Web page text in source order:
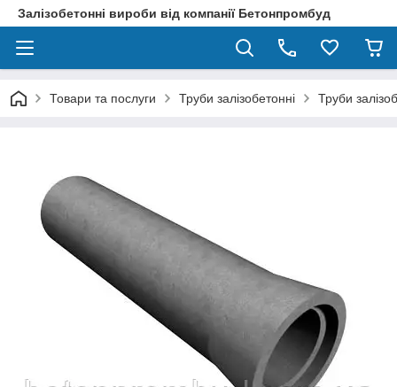
Залізобетонні вироби від компанії Бетонпромбуд
Товари та послуги Труби залізобетонні Труби